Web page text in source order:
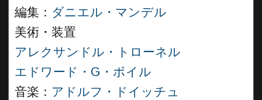
編集： ダニエル・マンデル
美術・装置
アレクサンドル・トローネル
エドワード・G・ボイル
音楽： アドルフ・ドイッチュ